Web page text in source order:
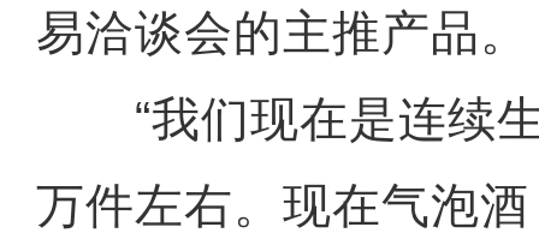
易洽谈会的主推产品。
“我们现在是连续生
万件左右。现在气泡